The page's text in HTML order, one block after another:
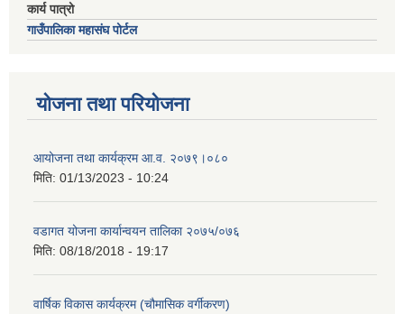
कार्य पात्रो
गाउँपालिका महासंघ पोर्टल
योजना तथा परियोजना
आयोजना तथा कार्यक्रम आ.व. २०७९।०८०
मिति: 01/13/2023 - 10:24
वडागत योजना कार्यान्वयन तालिका २०७५/०७६
मिति: 08/18/2018 - 19:17
वार्षिक विकास कार्यक्रम (चौमासिक वर्गीकरण)